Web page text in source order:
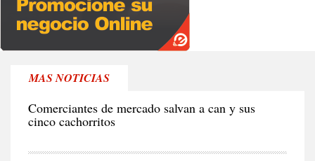
MAS NOTICIAS
Comerciantes de mercado salvan a can y sus
cinco cachorritos